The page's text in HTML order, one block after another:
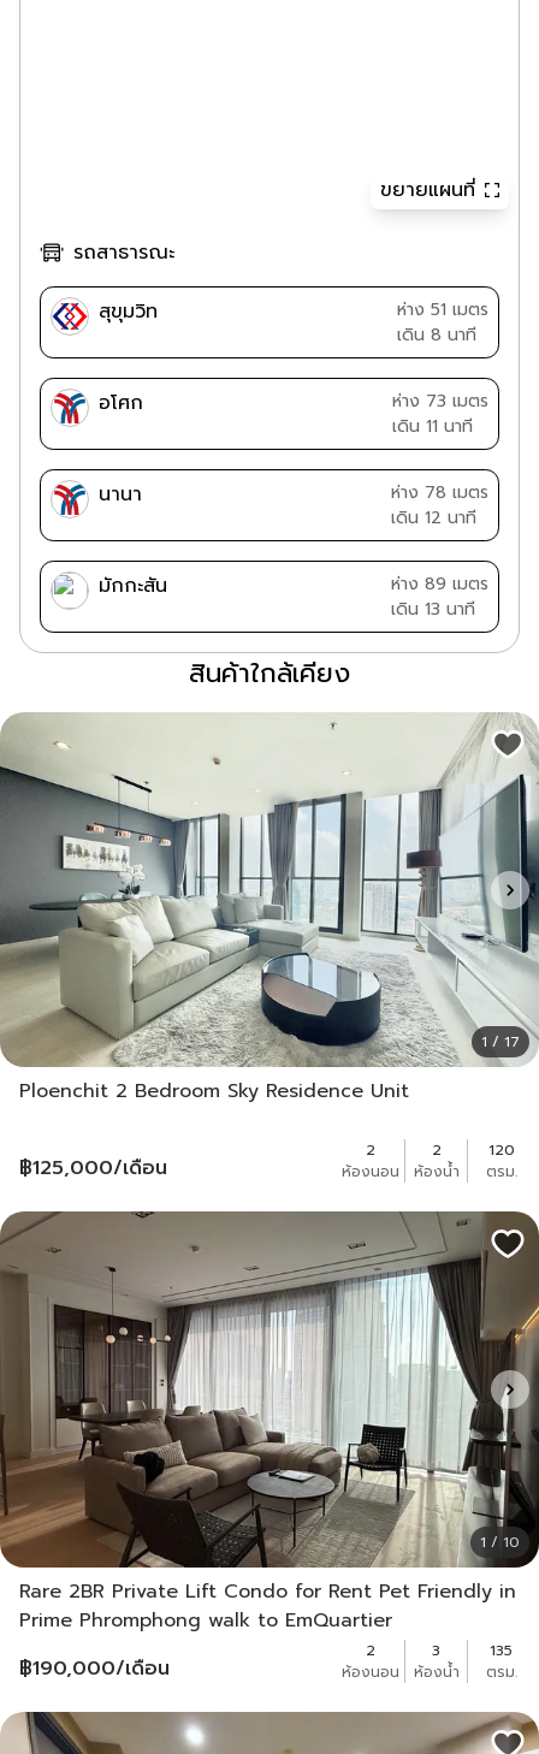
ขยายแผนที่
รถสาธารณะ
สุขุมวิท
ห่าง 51 เมตร
เดิน 8 นาที
อโศก
ห่าง 73 เมตร
เดิน 11 นาที
นานา
ห่าง 78 เมตร
เดิน 12 นาที
มักกะสัน
ห่าง 89 เมตร
เดิน 13 นาที
สินค้าใกล้เคียง
1 / 17
Ploenchit 2 Bedroom Sky Residence Unit
฿125,000/เดือน
2
ห้องนอน
2
ห้องน้ำ
120
ตรม.
1 / 10
Rare 2BR Private Lift Condo for Rent Pet Friendly in
Prime Phromphong walk to EmQuartier
฿190,000/เดือน
2
ห้องนอน
3
ห้องน้ำ
135
ตรม.